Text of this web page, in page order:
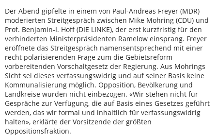
Der Abend gipfelte in einem von Paul-Andreas Freyer (MDR)
moderierten Streitgespräch zwischen Mike Mohring (CDU) und
Prof. Benjamin-I. Hoff (DIE LINKE), der erst kurzfristig für den
verhinderten Ministerpräsidenten Ramelow einsprang. Freyer
eröffnete das Streitgespräch namensentsprechend mit einer
recht polarisierenden Frage zum die Gebietsreform
vorbereitenden Vorschaltgesetz der Regierung. Aus Mohrings
Sicht sei dieses verfassungswidrig und auf seiner Basis keine
Kommunalisierung möglich. Opposition, Bevölkerung und
Landkreise wurden nicht einbezogen. «Wir stehen nicht für
Gespräche zur Verfügung, die auf Basis eines Gesetzes geführt
werden, das wir formal und inhaltlich für verfassungswidrig
halten», erklärte der Vorsitzende der größten
Oppositionsfraktion.